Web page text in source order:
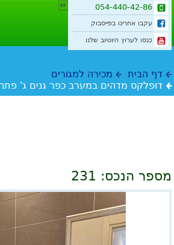
054-440-42-86
עקבו אחרינו בפייסבוק
כנסו לערוץ היוטיוב שלנו
דף הבית
מכירה למגורים
דופלקס מדהים במערב כפר גנים ג'
מספר הנכס: 231